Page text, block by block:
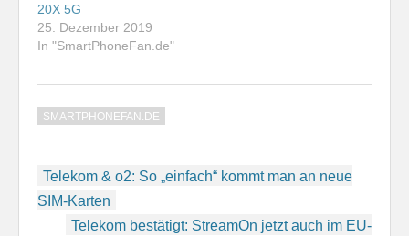
20X 5G
25. Dezember 2019
In "SmartPhoneFan.de"
SMARTPHONEFAN.DE
Beitragsnavigation
Telekom & o2: So „einfach“ kommt man an neue
SIM-Karten
Telekom bestätigt: StreamOn jetzt auch im EU-